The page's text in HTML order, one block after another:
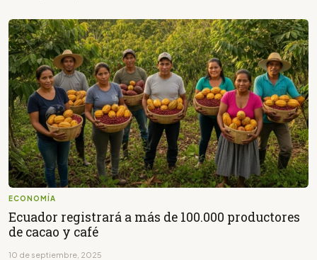
ECONOMÍA
Ecuador registrará a más de 100.000 productores
de cacao y café
10 de septiembre, 2025